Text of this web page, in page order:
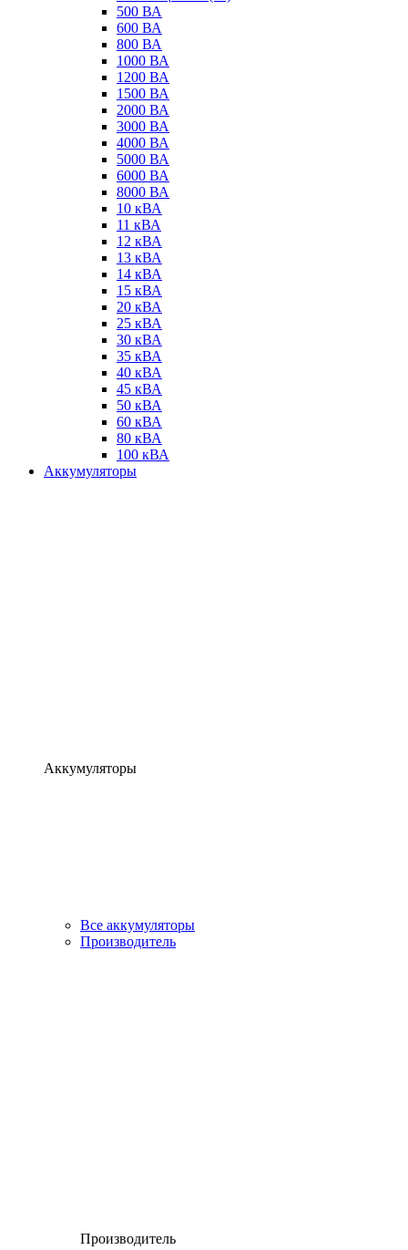
500 ВА
600 ВА
800 ВА
1000 ВА
1200 ВА
1500 ВА
2000 ВА
3000 ВА
4000 ВА
5000 ВА
6000 ВА
8000 ВА
10 кВА
11 кВА
12 кВА
13 кВА
14 кВА
15 кВА
20 кВА
25 кВА
30 кВА
35 кВА
40 кВА
45 кВА
50 кВА
60 кВА
80 кВА
100 кВА
Аккумуляторы
Аккумуляторы
Все аккумуляторы
Производитель
Производитель